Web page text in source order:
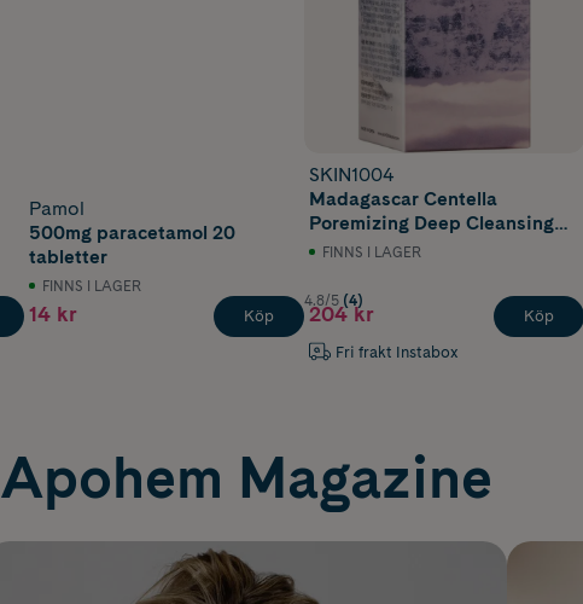
Pamol
500mg paracetamol 20
tabletter
FINNS I LAGER
14 kr Köp
SKIN1004
Madagascar Centella
Poremizing Deep Cleansing
Foam 125 ml
FINNS I LAGER
4.8/5 (4)
204 kr
Fri frakt Instabox
Köp
Apohem Magazine